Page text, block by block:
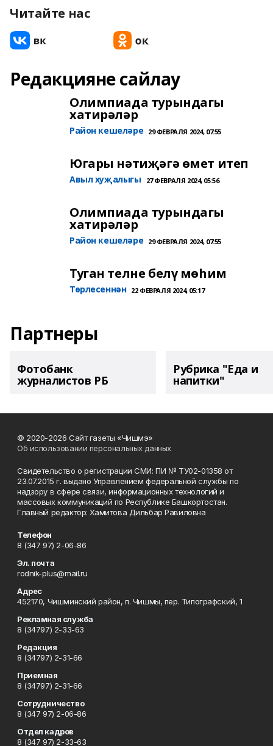
Читайте нас
Редакцияне сайлау
Олимпиада турындагы
хатирәләр
Район кешеләре 29 ФЕВРАЛЯ 2024, 07:55
Югары нәтиҗәгә өмет итеп
Авыл хуҗалыгы 27 ФЕВРАЛЯ 2024, 05:56
Олимпиада турындагы
хатирәләр
Район кешеләре 29 ФЕВРАЛЯ 2024, 07:55
Туган телне белү мөһим
Төрлесеннән 22 ФЕВРАЛЯ 2024, 05:17
Партнеры
Фотобанк
журналистов РБ
Рубрика "Еда и
напитки"
© 2020-2026 Сайт газеты «Чишмэ»
Об использовании персональных данных
Свидетельство о регистрации СМИ: ПИ № ТУ02-01358 от
23.07.2015 г. выдано Управлением федеральной службы по
надзору в сфере связи, информационных технологий и
массовых коммуникаций по Республике Башкортостан.
Главный редактор: Хамитова Дильбар Равиловна
Телефон
8 (347 97) 2-06-86
Эл. почта
rodnik-plus@mail.ru
Адрес
452170, Чишминский район, п. Чишмы, пер. Типографский, 1
Рекламная служба
8 (34797) 2-33-63
Редакция
8 (34797) 2-31-66
Приемная
8 (34797) 2-31-66
Сотрудничество
8 (347 97) 2-06-86
Отдел кадров
8 (347 97) 2-33-63